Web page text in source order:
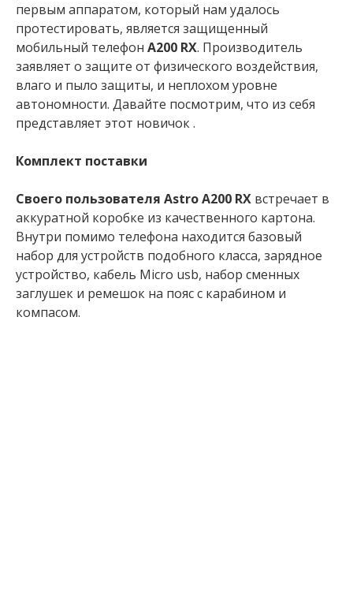
первым аппаратом, который нам удалось
протестировать, является защищенный
мобильный телефон A200 RX. Производитель
заявляет о защите от физического воздействия,
влаго и пыло защиты, и неплохом уровне
автономности. Давайте посмотрим, что из себя
представляет этот новичок .
Комплект поставки
Своего пользователя Astro A200 RX встречает в
аккуратной коробке из качественного картона.
Внутри помимо телефона находится базовый
набор для устройств подобного класса, зарядное
устройство, кабель Micro usb, набор сменных
заглушек и ремешок на пояс с карабином и
компасом.